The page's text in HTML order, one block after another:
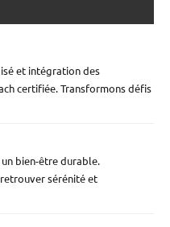
et intégration des
certifiée. Transformons défis
bien-être durable.
sérénité et